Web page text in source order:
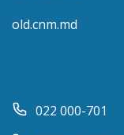
old.cnm.md
022 000-701